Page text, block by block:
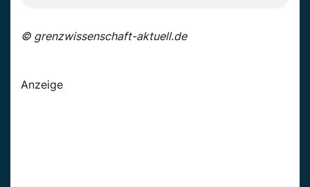
© grenzwissenschaft-aktuell.de
Anzeige